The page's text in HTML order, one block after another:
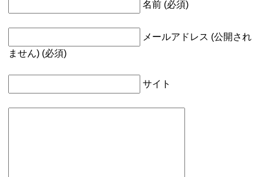
名前 (必須)
メールアドレス (公開され
ません) (必須)
サイト